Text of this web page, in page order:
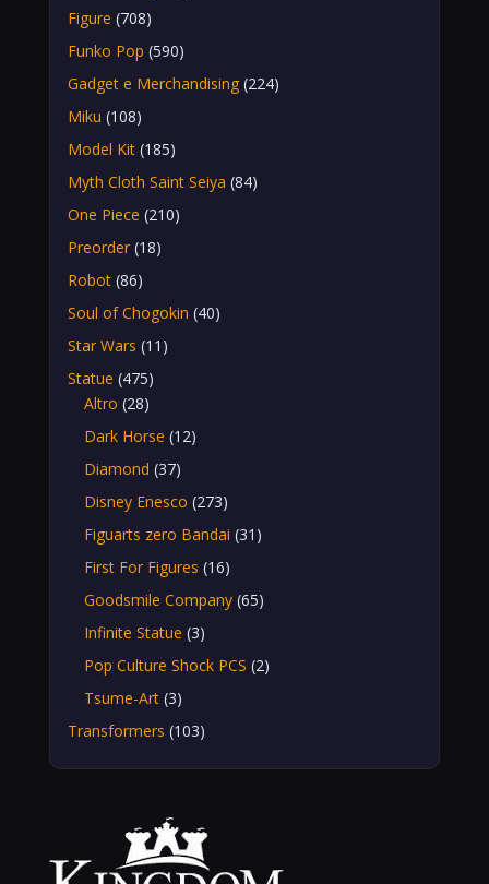
Figure (708)
Funko Pop (590)
Gadget e Merchandising (224)
Miku (108)
Model Kit (185)
Myth Cloth Saint Seiya (84)
One Piece (210)
Preorder (18)
Robot (86)
Soul of Chogokin (40)
Star Wars (11)
Statue (475)
Altro (28)
Dark Horse (12)
Diamond (37)
Disney Enesco (273)
Figuarts zero Bandai (31)
First For Figures (16)
Goodsmile Company (65)
Infinite Statue (3)
Pop Culture Shock PCS (2)
Tsume-Art (3)
Transformers (103)